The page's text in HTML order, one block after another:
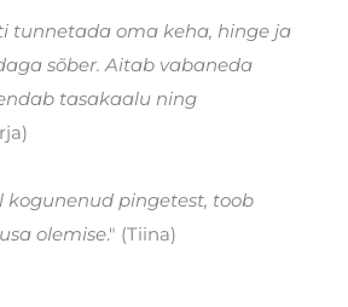
tunnetada oma keha, hinge ja
sõber. Aitab vabaneda
tasakaalu ning
kogunenud pingetest, toob
olemise." (Tiina)